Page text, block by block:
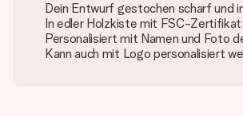
Dein Entwurf gestochen scharf und
In edler Holzkiste mit FSC-Zertifikat
Personalisiert mit Namen und Foto
Kann auch mit Logo personalisiert